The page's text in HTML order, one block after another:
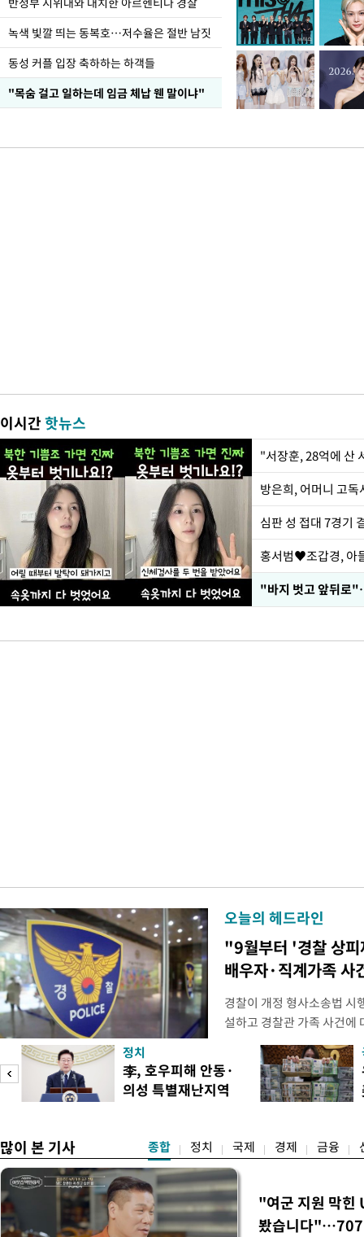
녹색 빛깔 띄는 동복호…저수율은 절반 남짓
동성 커플 입장 축하하는 하객들
"목숨 걸고 일하는데 임금 체납 웬 말이냐"
이시간핫뉴스
"서장훈, 28억에 산
방은희, 어머니 고
심판 성 접대 7경기
홍서범♥조갑경, 아
"바지 벗고 앞뒤로
오늘의 헤드라인
"9월부터 '경찰 상
배우자·직계가족 사
경찰이 개정 형사소송법 시
설하고 경찰관 가족 사건에
피제'를 도입한다. 경찰청
후속 조치 태스크포스
우선 올해 하반기 인사에
하던 수사감찰 기능을 인
정치
李, 호우피해 안동·
의성 특별재난지역
많이 본 기사 종합 정치 국제 경제 금융
"여군 지원 막힌
봤습니다"…707